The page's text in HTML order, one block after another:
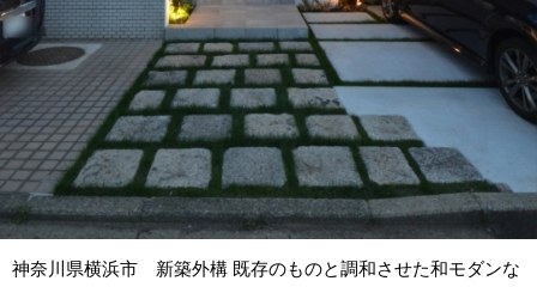
神奈川県横浜市 新築外構 既存のものと調和させた和モダンな